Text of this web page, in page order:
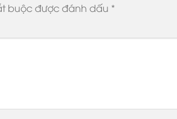
buộc được đánh dấu *